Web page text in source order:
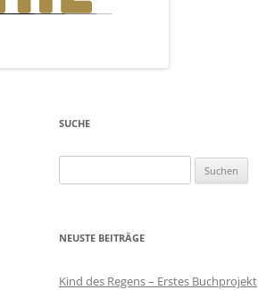
SUCHE
nach:
NEUSTE BEITRÄGE
Kind des Regens – Erstes Buchprojekt